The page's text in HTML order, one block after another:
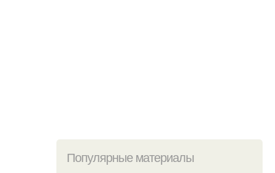
Популярные материалы